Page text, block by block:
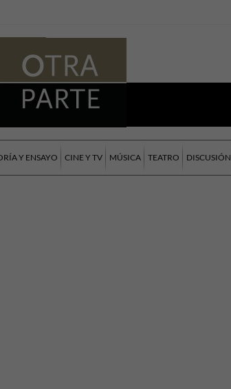
Y ENSAYO CINE Y TV MÚSICA TEATRO DISCUSIÓN